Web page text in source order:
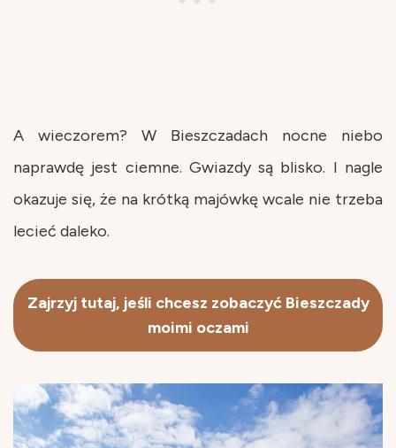
A wieczorem? W Bieszczadach nocne niebo
naprawdę jest ciemne. Gwiazdy są blisko. I nagle
okazuje się, że na krótką majówkę wcale nie trzeba
lecieć daleko.
Zajrzyj tutaj, jeśli chcesz zobaczyć Bieszczady
moimi oczami